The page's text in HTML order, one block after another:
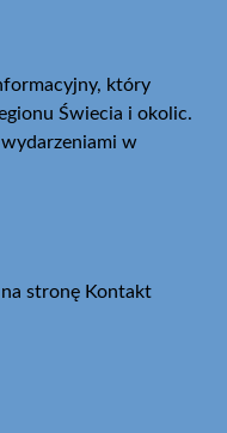
który
Świecia i okolic.
wydarzeniami w
stronę Kontakt